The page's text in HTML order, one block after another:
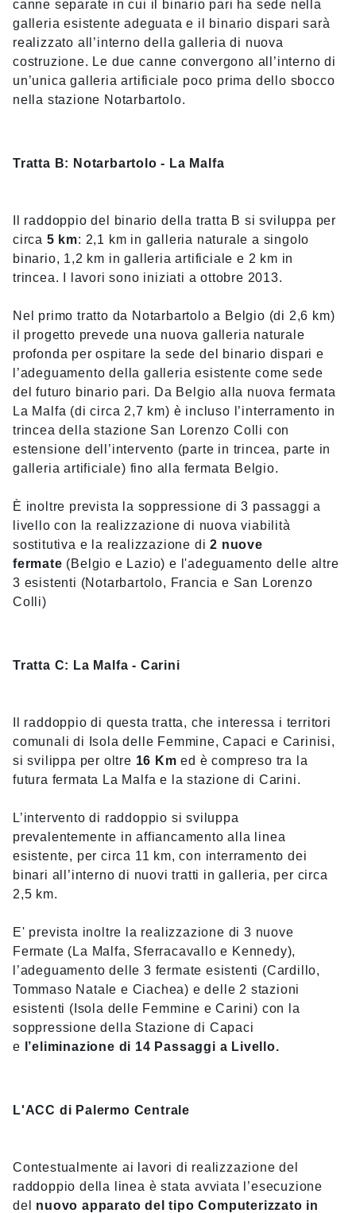
canne separate in cui il binario pari ha sede nella
galleria esistente adeguata e il binario dispari sarà
realizzato all’interno della galleria di nuova
costruzione. Le due canne convergono all’interno di
un’unica galleria artificiale poco prima dello sbocco
nella stazione Notarbartolo.
Tratta B: Notarbartolo - La Malfa
Il raddoppio del binario della tratta B si sviluppa per
circa 5 km: 2,1 km in galleria naturale a singolo
binario, 1,2 km in galleria artificiale e 2 km in
trincea. I lavori sono iniziati a ottobre 2013.
Nel primo tratto da Notarbartolo a Belgio (di 2,6 km)
il progetto prevede una nuova galleria naturale
profonda per ospitare la sede del binario dispari e
l’adeguamento della galleria esistente come sede
del futuro binario pari. Da Belgio alla nuova fermata
La Malfa (di circa 2,7 km) è incluso l’interramento in
trincea della stazione San Lorenzo Colli con
estensione dell’intervento (parte in trincea, parte in
galleria artificiale) fino alla fermata Belgio.
È inoltre prevista la soppressione di 3 passaggi a
livello con la realizzazione di nuova viabilità
sostitutiva e la realizzazione di2 nuove
fermate (Belgio e Lazio) e l'adeguamento delle altre
3 esistenti (Notarbartolo, Francia e San Lorenzo
Colli)
Tratta C: La Malfa - Carini
Il raddoppio di questa tratta, che interessa i territori
comunali di Isola delle Femmine, Capaci e Carinisi,
si svilippa per oltre 16 Km ed è compreso tra la
futura fermata La Malfa e la stazione di Carini.
L’intervento di raddoppio si sviluppa
prevalentemente in affiancamento alla linea
esistente, per circa 11 km, con interramento dei
binari all’interno di nuovi tratti in galleria, per circa
2,5 km.
E' prevista inoltre la realizzazione di 3 nuove
Fermate (La Malfa, Sferracavallo e Kennedy),
l’adeguamento delle 3 fermate esistenti (Cardillo,
Tommaso Natale e Ciachea) e delle 2 stazioni
esistenti (Isola delle Femmine e Carini) con la
soppressione della Stazione di Capaci
e
l’eliminazione di 14 Passaggi a Livello.
L'ACC di Palermo Centrale
Contestualmente ai lavori di realizzazione del
raddoppio della linea è stata avviata l’esecuzione
del nuovo apparato del tipo Computerizzato in